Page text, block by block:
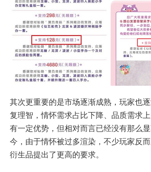
其次更重要的是市场逐渐成熟，玩家也
复理智，情怀需求占比下降、品质需求
有一定优势，但相对而言已经没有那么
今，由于情怀被过多渲染，不少玩家反
衍生品提出了更高的要求。